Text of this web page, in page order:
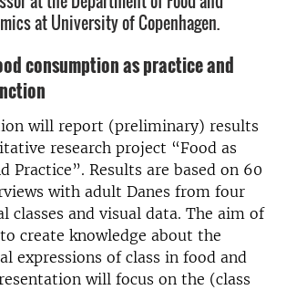
at University of Copenhagen.
consumption as practice and
will report (preliminary) results
research project “Food as
Practice”. Results are based on 60
with adult Danes from four
classes and visual data. The aim of
create knowledge about the
expressions of class in food and
will focus on the (class